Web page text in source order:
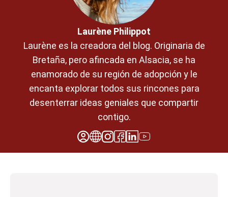
Laurène Philippot
Laurène es la creadora del blog. Originaria de
Bretaña, pero afincada en Alsacia, se ha
enamorado de su región de adopción y le
encanta explorar todos sus rincones para
desenterrar ideas geniales que compartir
contigo.